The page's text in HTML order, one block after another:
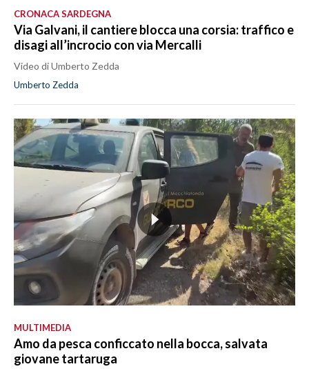
CRONACA SARDEGNA
Via Galvani, il cantiere blocca una corsia: traffico e
disagi all’incrocio con via Mercalli
Video di Umberto Zedda
Umberto Zedda
MULTIMEDIA
Amo da pesca conficcato nella bocca, salvata
giovane tartaruga